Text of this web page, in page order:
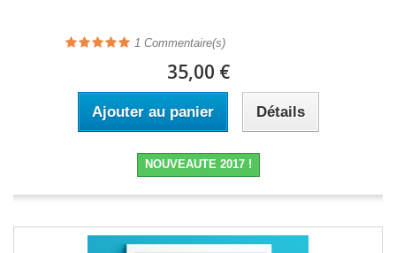
1 Commentaire(s)
35,00 €
Ajouter au panier Détails
NOUVEAUTE 2017 !